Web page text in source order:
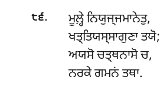
੮੬. ਮੂਲ਼੍ਹੇਨਿਯੁਜ੍ਜਮਾਨੇਤੁ,
ਖਤ੍ਤਿਯਸ੍ਸਾਗੁਣਾ ਤਯੋ;
ਅਯਸੋ ਚਤ੍ਥਨਾਸੋ ਚ,
ਨਰਕੇ ਗਮਨਂ ਤਥਾ.